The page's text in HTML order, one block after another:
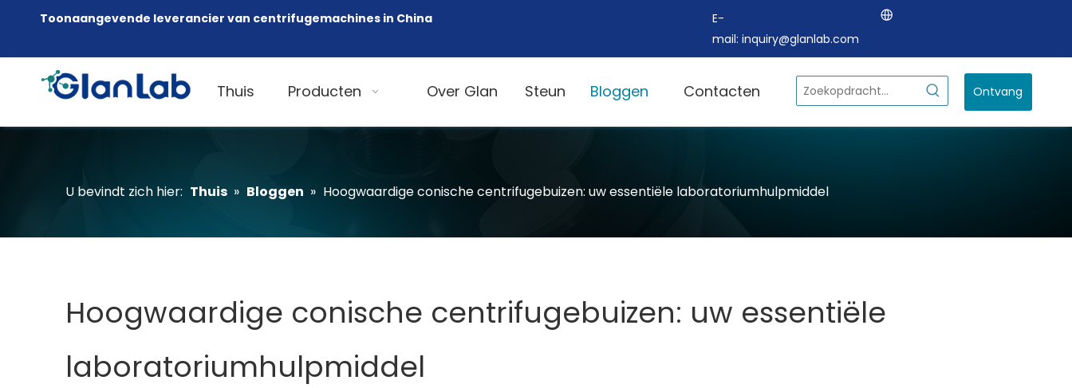
Toonaangevende leverancier van centrifugemachines in China
E-
mail: inquiry@glanlab.com
Thuis Producten Over Glan Steun Bloggen Contacten Ontvang
een offerte
U bevindt zich hier: Thuis » Bloggen » Hoogwaardige conische centrifugebuizen: uw essentiële laboratoriumhulpmiddel
Hoogwaardige conische centrifugebuizen: uw essentiële
laboratoriumhulpmiddel